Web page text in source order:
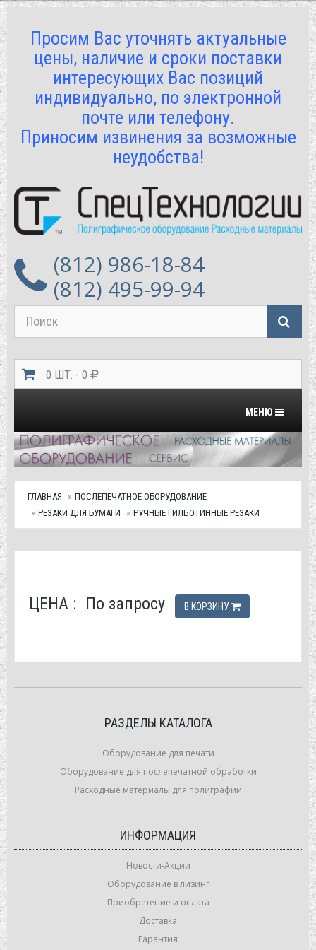
Просим Вас уточнять актуальные
цены, наличие и сроки поставки
интересующих Вас позиций
индивидуально, по электронной
почте или телефону.
Приносим извинения за возможные
неудобства!
(812) 986-18-84
(812) 495-99-94
0 ШТ. - 0
Переключить
МЕНЮ
ГЛАВНАЯ
ПОСЛЕПЕЧАТНОЕ ОБОРУДОВАНИЕ
РЕЗАКИ ДЛЯ БУМАГИ
РУЧНЫЕ ГИЛЬОТИННЫЕ РЕЗАКИ
ЦЕНА : По запросу В КОРЗИНУ
РАЗДЕЛЫ КАТАЛОГА
Оборудование для печати
Оборудование для послепечатной обработки
Расходные материалы для полиграфии
ИНФОРМАЦИЯ
Новости-Акции
Оборудование в лизинг
Приобретение и оплата
Доставка
Гарантия